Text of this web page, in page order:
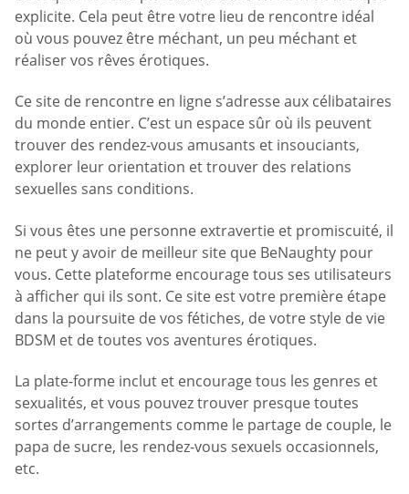
explicite. Cela peut être votre lieu de rencontre idéal
où vous pouvez être méchant, un peu méchant et
réaliser vos rêves érotiques.
Ce site de rencontre en ligne s’adresse aux célibataires
du monde entier. C’est un espace sûr où ils peuvent
trouver des rendez-vous amusants et insouciants,
explorer leur orientation et trouver des relations
sexuelles sans conditions.
Si vous êtes une personne extravertie et promiscuité, il
ne peut y avoir de meilleur site que BeNaughty pour
vous. Cette plateforme encourage tous ses utilisateurs
à afficher qui ils sont. Ce site est votre première étape
dans la poursuite de vos fétiches, de votre style de vie
BDSM et de toutes vos aventures érotiques.
La plate-forme inclut et encourage tous les genres et
sexualités, et vous pouvez trouver presque toutes
sortes d’arrangements comme le partage de couple, le
papa de sucre, les rendez-vous sexuels occasionnels,
etc.